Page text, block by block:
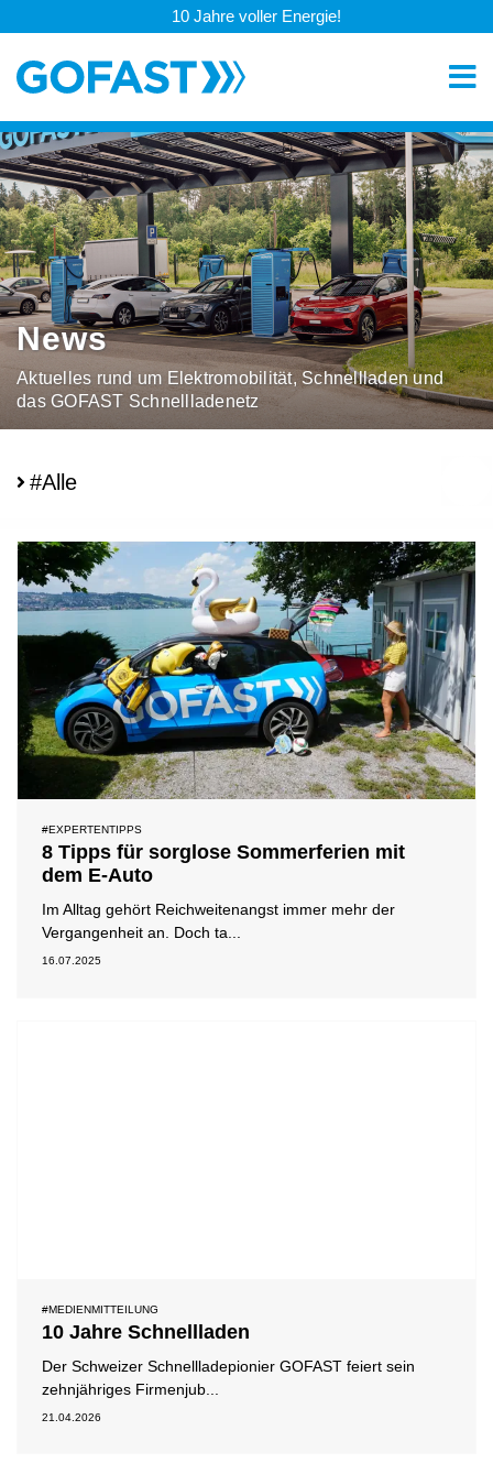
10 Jahre voller Energie!
News
Aktuelles rund um Elektromobilität, Schnellladen und
das GOFAST Schnellladenetz
#Alle
#Expertentipps #Medienmitteilung #News
#Testberichte #Ladehemmungen #Standortpartner
#EXPERTENTIPPS
8 Tipps für sorglose Sommerferien mit
dem E-Auto
Im Alltag gehört Reichweitenangst immer mehr der
Vergangenheit an. Doch ta...
16.07.2025
#MEDIENMITTEILUNG
10 Jahre Schnellladen
Der Schweizer Schnellladepionier GOFAST feiert sein
zehnjähriges Firmenjub...
21.04.2026